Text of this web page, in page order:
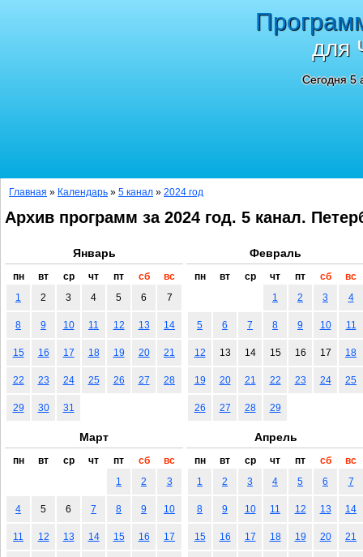
для
Сегодня 5
Главная » Календарь » 5 канал » 2024 год
Архив программ за 2024 год. 5 канал.
Январь
пн вт ср чт пт сб
вс
1
2 3 4 5 6 7
8 9 10 11 12 13 14
15 16 17 18 19 20 21
22 23 24 25 26 27 28
29 30 31
Февраль
пн вт ср чт пт сб
вс
1
2 3 4
5 6 7 8 9 10 11
12 13 14 15 16 17 18
19 20 21 22 23 24 25
26 27 28 29
Март
пн вт ср чт пт сб
вс
1
2 3
4 5 6 7 8 9 10
11 12 13 14 15 16 17
Апрель
пн вт ср чт пт сб
вс
1
2 3 4 5 6 7
8 9 10 11 12 13 14
15 16 17 18 19 20 21